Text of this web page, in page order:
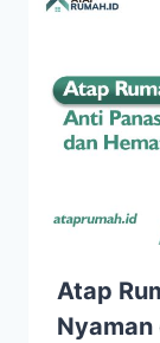
Atap
Nyaman